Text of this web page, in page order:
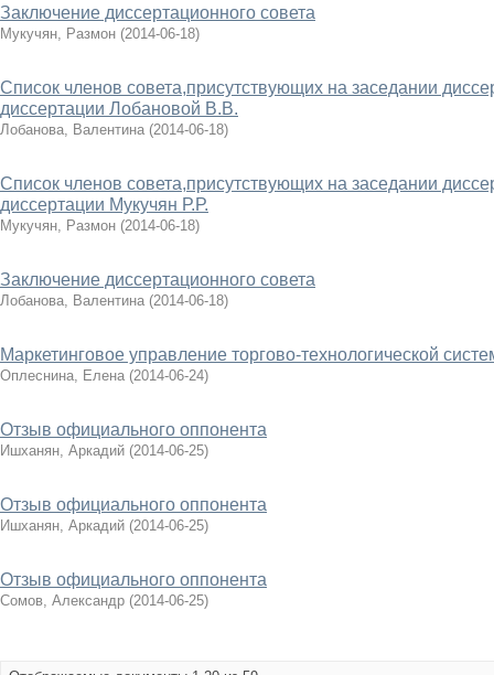
Заключение диссертационного совета
Мукучян, Размон (2014-06-18)
Список членов совета,присутствующих на заседании
диссертации Лобановой В.В.
Лобанова, Валентина (2014-06-18)
Список членов совета,присутствующих на заседании
диссертации Мукучян Р.Р.
Мукучян, Размон (2014-06-18)
Заключение диссертационного совета
Лобанова, Валентина (2014-06-18)
Маркетинговое управление торгово-технологической
Оплеснина, Елена (2014-06-24)
Отзыв официального оппонента
Ишханян, Аркадий (2014-06-25)
Отзыв официального оппонента
Ишханян, Аркадий (2014-06-25)
Отзыв официального оппонента
Сомов, Александр (2014-06-25)